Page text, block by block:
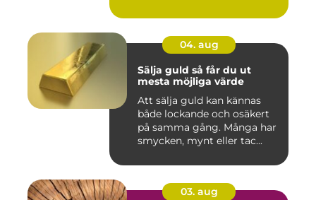
04. aug
Sälja guld så får du ut
mesta möjliga värde
Att sälja guld kan kännas
både lockande och osäkert
på samma gång. Många har
smycken, mynt eller tac...
03. aug